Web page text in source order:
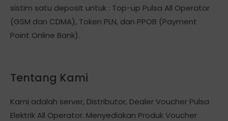
sistim satu deposit untuk : Top-up Pulsa All Operator
(GSM dan CDMA), Token PLN, dan PPOB (Payment
Point Online Bank).
Tentang Kami
Kami adalah server, Distributor, Dealer Voucher Pulsa
Elektrik All Operator. Menyediakan Produk Voucher